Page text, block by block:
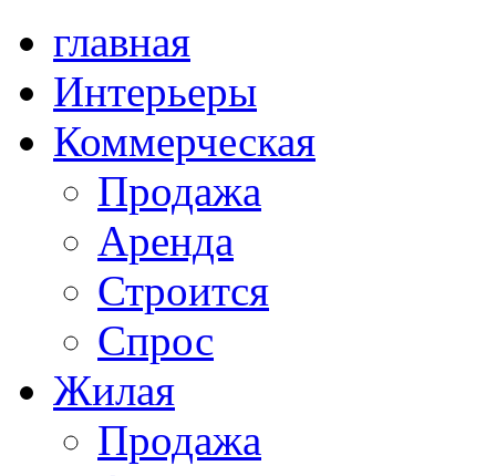
главная
Интерьеры
Коммерческая
Продажа
Аренда
Строится
Спрос
Жилая
Продажа